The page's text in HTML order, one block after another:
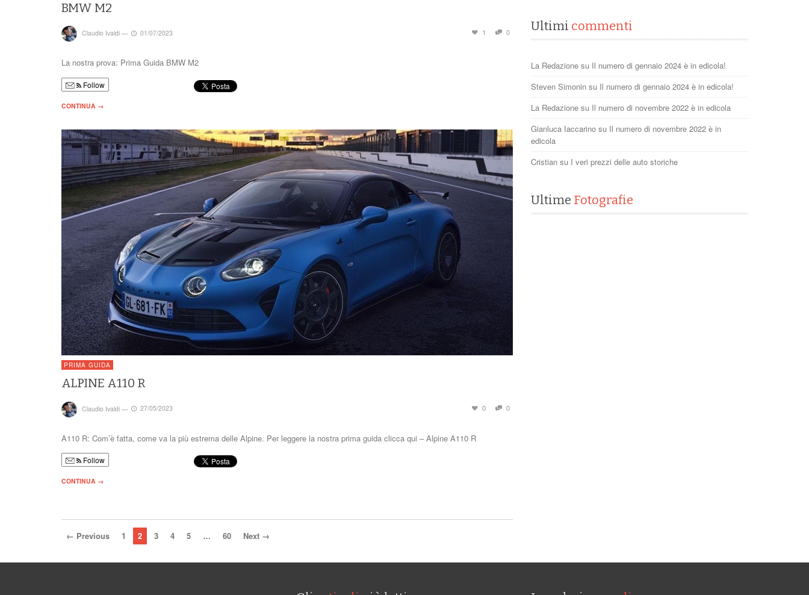
BMW M2
Claudio Ivaldi — 01/07/2023 1 0
La nostra prova: Prima Guida BMW M2
Follow
CONTINUA →
PRIMA GUIDA
ALPINE A110 R
Claudio Ivaldi — 27/05/2023 0 0
A110 R: Com’è fatta, come va la più estrema delle Alpine. Per leggere la nostra prima guida clicca qui – Alpine A110 R
Follow
CONTINUA →
← Previous 1 2 3 4 5 … 60 Next →
Ultimi commenti
La Redazione su Il numero di gennaio 2024 è in edicola!
Steven Simonin su Il numero di gennaio 2024 è in edicola!
La Redazione su Il numero di novembre 2022 è in edicola
Gianluca Iaccarino su Il numero di novembre 2022 è in
edicola
Cristian su I veri prezzi delle auto storiche
Ultime Fotografie